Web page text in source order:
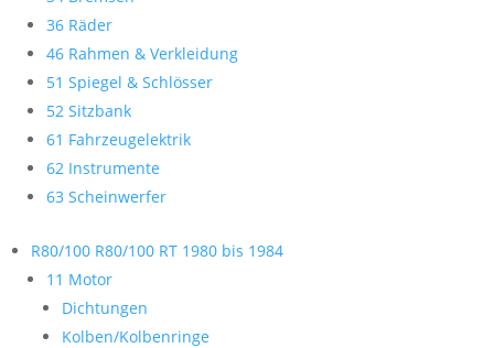
36 Räder
46 Rahmen & Verkleidung
51 Spiegel & Schlösser
52 Sitzbank
61 Fahrzeugelektrik
62 Instrumente
63 Scheinwerfer
R80/100 R80/100 RT 1980 bis 1984
11 Motor
Dichtungen
Kolben/Kolbenringe